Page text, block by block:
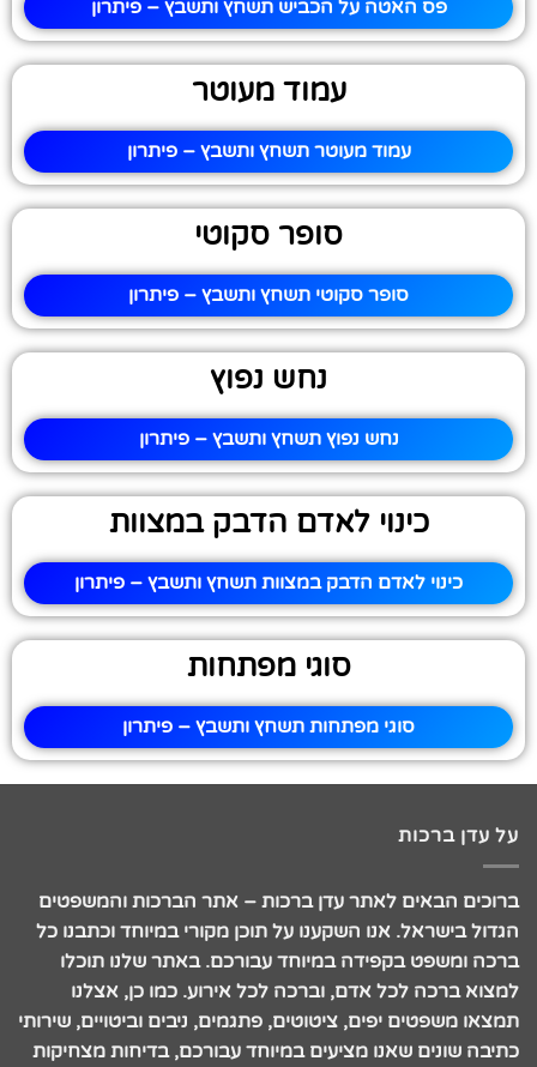
פס האטה על הכביש תשחץ ותשבץ – פיתרון
עמוד מעוטר
עמוד מעוטר תשחץ ותשבץ – פיתרון
סופר סקוטי
סופר סקוטי תשחץ ותשבץ – פיתרון
נחש נפוץ
נחש נפוץ תשחץ ותשבץ – פיתרון
כינוי לאדם הדבק במצוות
כינוי לאדם הדבק במצוות תשחץ ותשבץ – פיתרון
סוגי מפתחות
סוגי מפתחות תשחץ ותשבץ – פיתרון
על עדן ברכות
ברוכים הבאים לאתר עדן ברכות – אתר הברכות והמשפטים
הגדול בישראל. אנו השקענו על תוכן מקורי במיוחד וכתבנו כל
ברכה ומשפט בקפידה במיוחד עבורכם. באתר שלנו תוכלו
למצוא ברכה לכל אדם, וברכה לכל אירוע. כמו כן, אצלנו
תמצאו משפטים יפים, ציטוטים, פתגמים, ניבים וביטויים, שירותי
כתיבה שונים שאנו מציעים במיוחד עבורכם, בדיחות מצחיקות